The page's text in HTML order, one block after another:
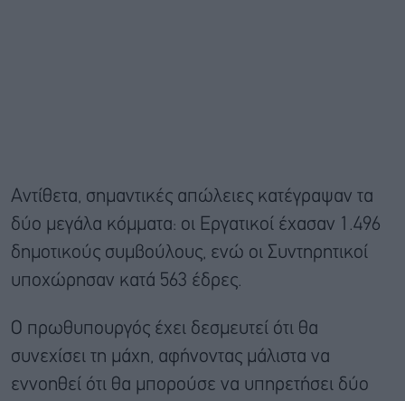
Αντίθετα, σημαντικές απώλειες κατέγραψαν τα
δύο μεγάλα κόμματα: οι Εργατικοί έχασαν 1.496
δημοτικούς συμβούλους, ενώ οι Συντηρητικοί
υποχώρησαν κατά 563 έδρες.
Ο πρωθυπουργός έχει δεσμευτεί ότι θα
συνεχίσει τη μάχη, αφήνοντας μάλιστα να
εννοηθεί ότι θα μπορούσε να υπηρετήσει δύο